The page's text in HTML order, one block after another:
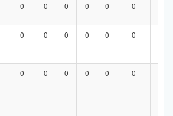
0 0 0 0 0 0
0 0 0 0 0 0
0 0 0 0 0 0